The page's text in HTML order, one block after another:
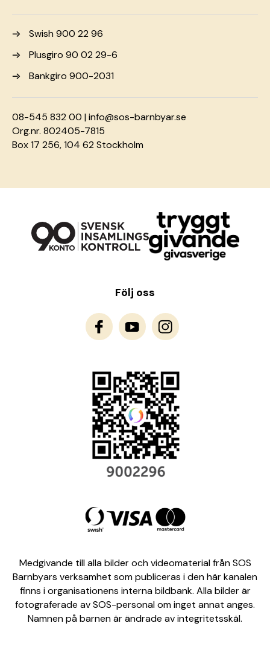
Swish 900 22 96
Plusgiro 90 02 29-6
Bankgiro 900-2031
08-545 832 00 |info@sos-barnbyar.se
Org.nr. 802405-7815
Box 17 256, 104 62 Stockholm
Följ oss
Medgivande till alla bilder och videomaterial från SOS
Barnbyars verksamhet som publiceras i den här kanalen
finns i organisationens interna bildbank. Alla bilder är
fotograferade av SOS-personal om inget annat anges.
Namnen på barnen är ändrade av integritetsskäl.